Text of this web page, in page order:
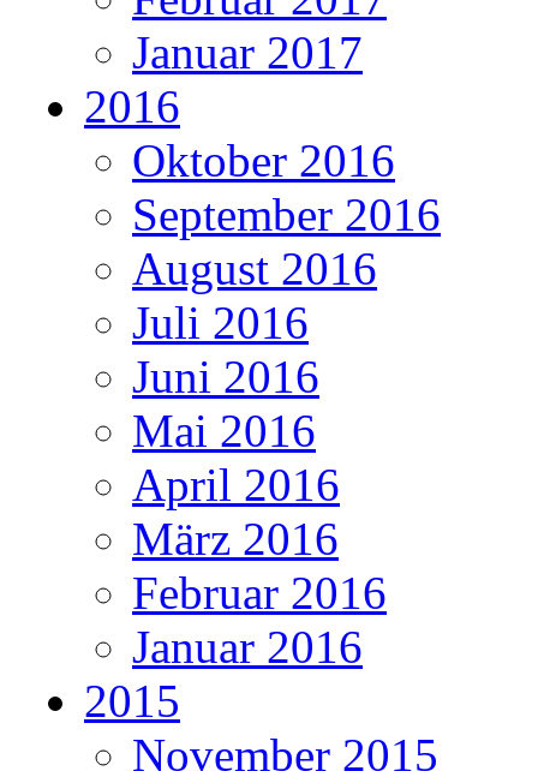
Januar 2017
2016
Oktober 2016
September 2016
August 2016
Juli 2016
Juni 2016
Mai 2016
April 2016
März 2016
Februar 2016
Januar 2016
2015
November 2015